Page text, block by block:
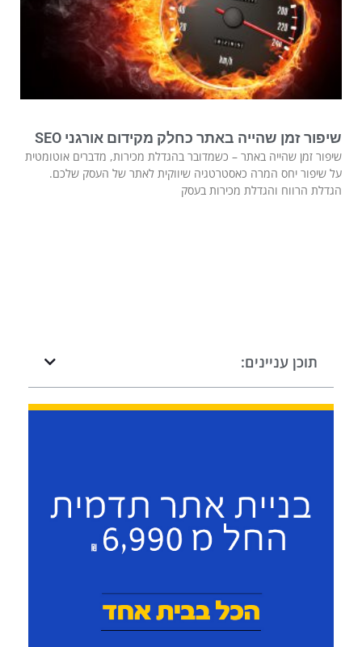
שיפור זמן שהייה באתר כחלק מקידום אורגני SEO
שיפור זמן שהייה באתר – כשמדובר בהגדלת מכירות, מדברים אוטומטית
על שיפור יחס המרה כאסטרטגיה שיווקית לאתר של העסק שלכם.
הגדלת הרווח והגדלת מכירות בעסק
תוכן עניינים: